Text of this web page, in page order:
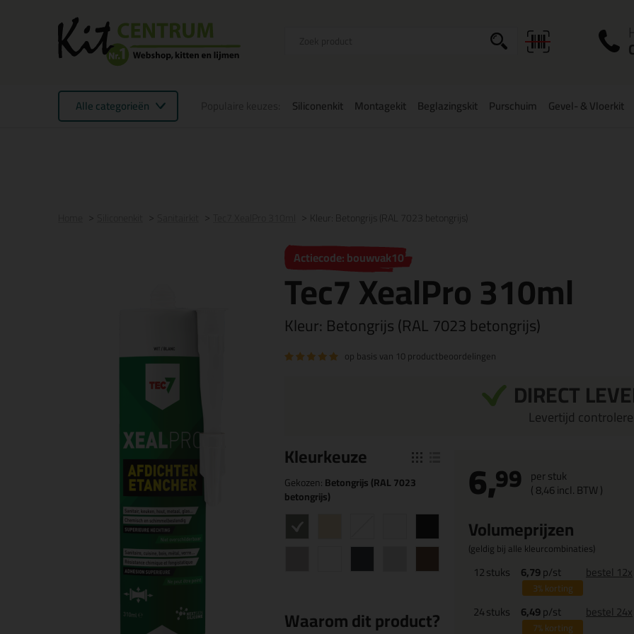
Alle categorieën Siliconenkit Montagekit Beglazingskit Purschuim Gevel- & Vloerkit
Kleur: Betongrijs (RAL 7023 betongrijs)
Actiecode: bouwvak10
Tec7 XealPro 310ml
Kleur: Betongrijs (RAL 7023 betongrijs)
op basis van 10 productbeoordelingen
DIRECT
Levertijd
Kleurkeuze
Gekozen:Betongrijs (RAL 7023
betongrijs)
Waarom dit product?
6,99 per stuk
(8,46incl. BTW )
Volumeprijzen
(geldig bij alle kleurcombinaties)
12stuks 6,79p/st
3%korting
bestel 12x
24stuks 6,49p/st
7%korting
bestel 24x